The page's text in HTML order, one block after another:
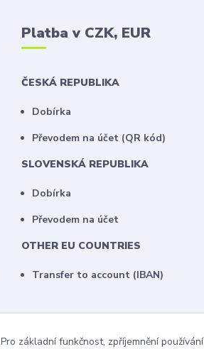
Platba v CZK, EUR
ČESKÁ REPUBLIKA
Dobírka
Převodem na účet (QR kód)
SLOVENSKÁ REPUBLIKA
Dobírka
Převodem na účet
OTHER EU COUNTRIES
Transfer to account (IBAN)
Pro základní funkčnost, zpříjemnění